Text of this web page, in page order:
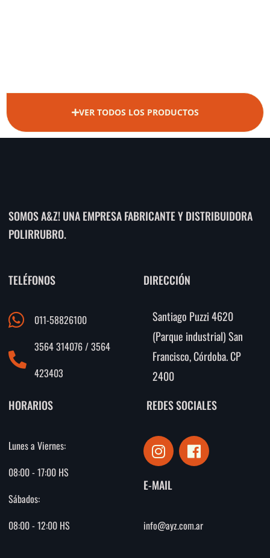
VER TODOS LOS PRODUCTOS
SOMOS A&Z! UNA EMPRESA FABRICANTE Y DISTRIBUIDORA
POLIRRUBRO.
TELÉFONOS
011-58826100
3564 314076 / 3564
423403
DIRECCIÓN
Santiago Puzzi 4620
(Parque industrial) San
Francisco, Córdoba. CP
2400
HORARIOS
Lunes a Viernes:
08:00 - 17:00 HS
Sábados:
08:00 - 12:00 HS
REDES SOCIALES
I
n
s
t
g
r
F
a
c
o
o
E-MAIL
info@ayz.com.ar